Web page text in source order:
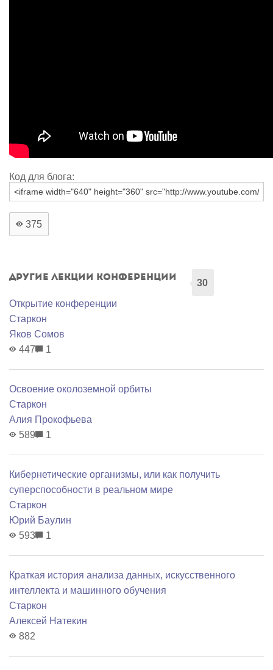
Код для блога:
375
Другие лекции конференции
30
Открытие конференции
Старкон
Яков Сомов
447
1
Освоение околоземной орбиты
Старкон
Алия Прокофьева
589
1
Кибернетические организмы, или как получить
суперспособности в реальном мире
Старкон
Юрий Баулин
593
1
Краткая история анализа данных, искусственного
интеллекта и машинного обучения
Старкон
Алексей Натекин
882